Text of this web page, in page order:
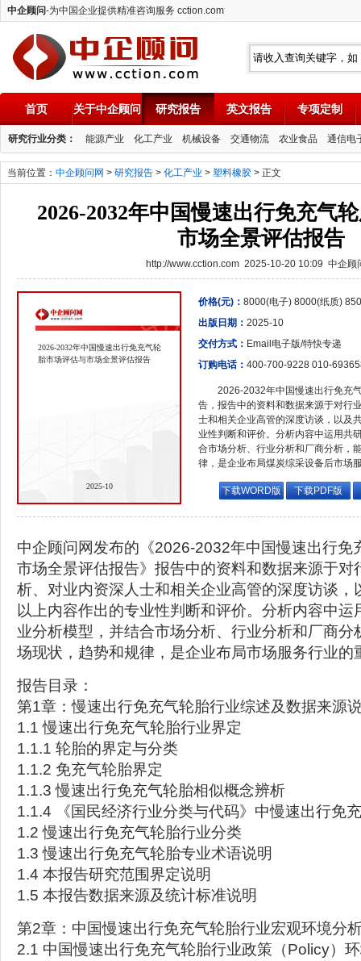
中企顾问-为中国企业提供精准咨询服务 cction.com
中企顾问
首页 关于中企顾问 研究报告 英文报告 专项定制
研究行业分类： 能源产业 化工产业 机械设备 交通物流 农业食品 通信电
当前位置： 中企顾问网 > 研究报告 > 化工产业 > 塑料橡胶 > 正文
2026-2032年中国慢速出行免充气
市场全景评估报告
http://www.cction.com 2025-10-20 10:09 中企顾
2026-2032年中国慢速出行免充气轮
胎市场评估与市场全景评估报告
2025-10
价格(元)： 8000(电子) 8000(纸质)
出版日期： 2025-10
交付方式： Email电子版/特快专递
订购电话： 400-700-9228 010-
2026-2032年中国慢速出行免充
告，报告中的资料和数据来源于对行
士和相关企业高管的深度访谈，以及
业性判断和评价。分析内容中运用共
合市场分析、行业分析和厂商分析，
律，是企业布局煤炭综采设备后市场
下载WORD版 下载PDF版
中企顾问网发布的《2026-2032年中国慢速出行免
市场全景评估报告》报告中的资料和数据来源于对
析、对业内资深人士和相关企业高管的深度访谈，
以上内容作出的专业性判断和评价。分析内容中运
业分析模型，并结合市场分析、行业分析和厂商分
场现状，趋势和规律，是企业布局市场服务行业的
报告目录：
第1章：慢速出行免充气轮胎行业综述及数据来源
1.1 慢速出行免充气轮胎行业界定
1.1.1 轮胎的界定与分类
1.1.2 免充气轮胎界定
1.1.3 慢速出行免充气轮胎相似概念辨析
1.1.4 《国民经济行业分类与代码》中慢速出行免
1.2 慢速出行免充气轮胎行业分类
1.3 慢速出行免充气轮胎专业术语说明
1.4 本报告研究范围界定说明
1.5 本报告数据来源及统计标准说明
第2章：中国慢速出行免充气轮胎行业宏观环境分
2.1 中国慢速出行免充气轮胎行业政策（Policy）